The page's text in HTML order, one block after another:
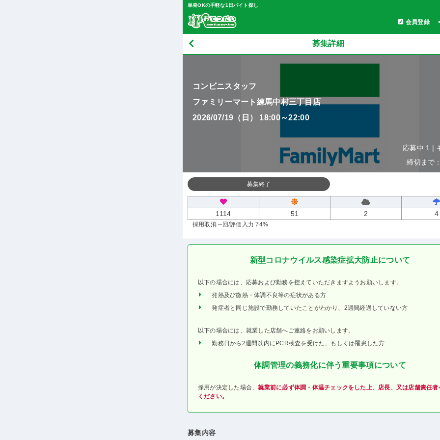
単発OKの手軽な1日バイト探し
会員登録
募集詳細
コンビニスタッフ
ファミリーマート練馬中村三丁目店
2026/07/19（日） 18:00～22:00
応募中 1 |
締切まで
募集終了
1114 51 2 4
採用取消 --回/評価入力 74%
新型コロナウイルス感染症拡大防止について
以下の場合には、応募および勤務を控えていただきますようお願いします。
発熱及び微熱・体調不良等の症状がある方
発症者と同じ施設で勤務していたことがわかり、2週間経過していない方
以下の場合には、就業した店舗へご連絡をお願いします。
勤務日から2週間以内にPCR検査を受けた、もしくは罹患した方
体調管理の義務化に伴う重要事項について
採用が決定した場合、就業前に必ず体調・体温チェックをした上、店長、又は店舗責任者
ください。
募集内容